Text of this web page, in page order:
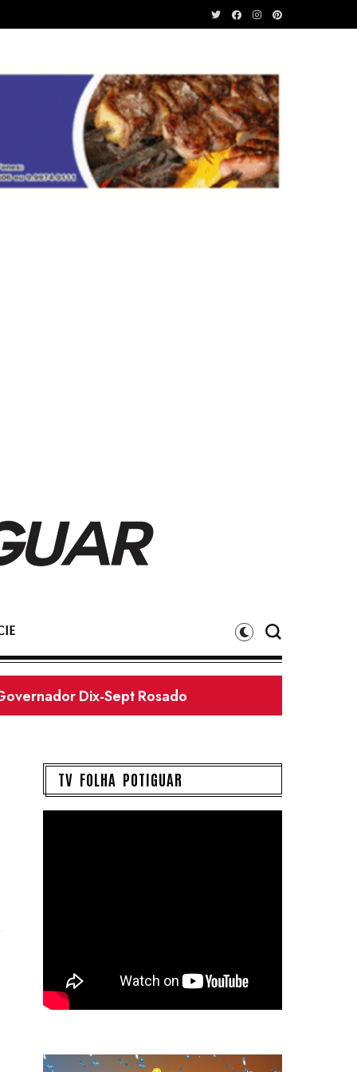
é morto a tiros ao chegar em casa no Sumaré
TV FOLHA POTIGUAR